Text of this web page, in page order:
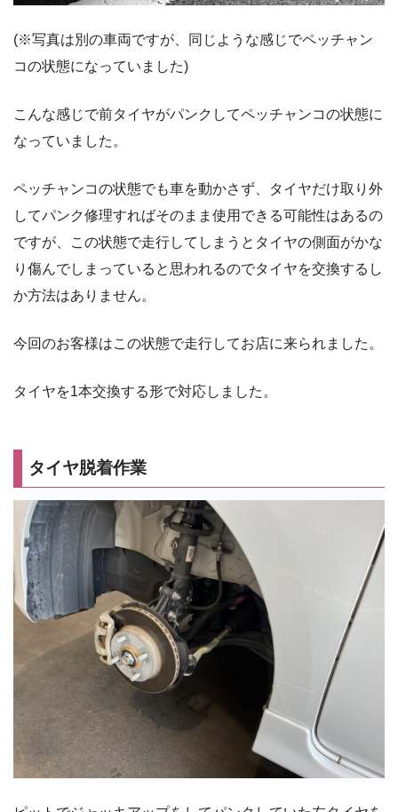
(※写真は別の車両ですが、同じような感じでペッチャン
コの状態になっていました)
こんな感じで前タイヤがパンクしてペッチャンコの状態に
なっていました。
ペッチャンコの状態でも車を動かさず、タイヤだけ取り外
してパンク修理すればそのまま使用できる可能性はあるの
ですが、この状態で走行してしまうとタイヤの側面がかな
り傷んでしまっていると思われるのでタイヤを交換するし
か方法はありません。
今回のお客様はこの状態で走行してお店に来られました。
タイヤを1本交換する形で対応しました。
タイヤ脱着作業